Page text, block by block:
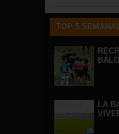
TOP 5
LA